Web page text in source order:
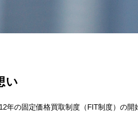
い
年の固定価格買取制度（FIT制度） の開